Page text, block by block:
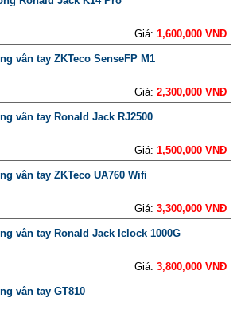
Giá:1,600,000 VNĐ
vân tay ZKTeco SenseFP M1
Giá:2,300,000 VNĐ
vân tay Ronald Jack RJ2500
Giá:1,500,000 VNĐ
vân tay ZKTeco UA760 Wifi
Giá:3,300,000 VNĐ
vân tay Ronald Jack Iclock 1000G
Giá:3,800,000 VNĐ
vân tay GT810